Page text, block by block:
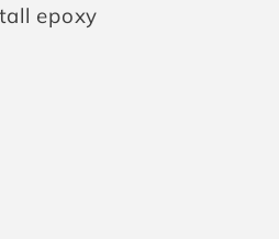
epoxy